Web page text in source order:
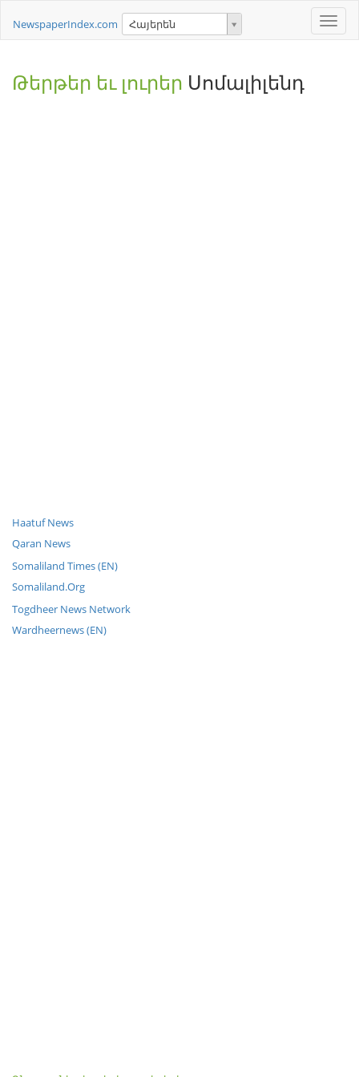
Toggle
NewspaperIndex.com Հայերեն
Թերթեր եւ լուրեր Սոմալիլենդ
Haatuf News
Qaran News
Somaliland Times (EN)
Somaliland.Org
Togdheer News Network
Wardheernews (EN)